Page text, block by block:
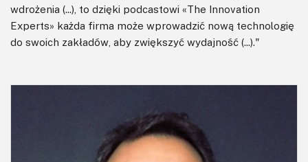
wdrożenia (...), to dzięki podcastowi «The Innovation
Experts» każda firma może wprowadzić nową technologię
do swoich zakładów, aby zwiększyć wydajność (...)."